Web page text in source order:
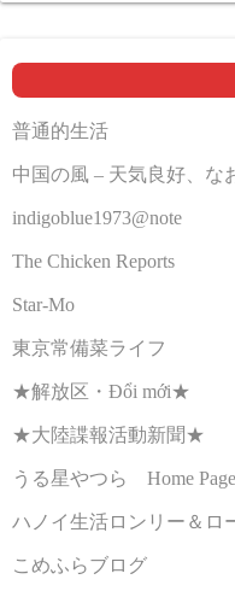
普通的生活
中国の風 – 天気良好、な
indigoblue1973@note
The Chicken Reports
Star-Mo
東京常備菜ライフ
★解放区・Đổi mới★
★大陸諜報活動新聞★
うる星やつら Home Page
ハノイ生活ロンリー＆ロ
こめふらブログ